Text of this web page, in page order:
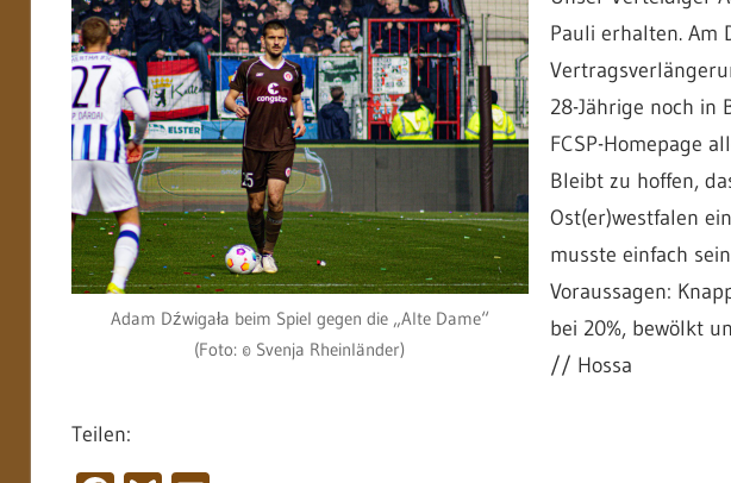
Adam Dźwigała beim Spiel gegen die „Alte Dame“
(Foto: © Svenja Rheinländer)
Pauli erhalten. Am
28-Jährige noch in
FCSP-Homepage
Bleibt zu hoffen,
Ost(er)westfalen
musste einfach
Voraussagen:
bei 20%, bewölkt
// Hossa
Teilen: